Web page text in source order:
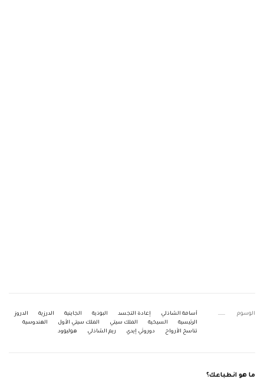
الوسوم أسامة الشاذلي إعادة التجسد البوذية الجاينية الدرزية
الدروز
الرئيسية
السيخية الملك سيتي الملك سيتي الأول
الهندوسية
تناسخ الأرواح
دوروثي إيدي ريم الشاذلي هوليوود
ما هو انطباعك؟